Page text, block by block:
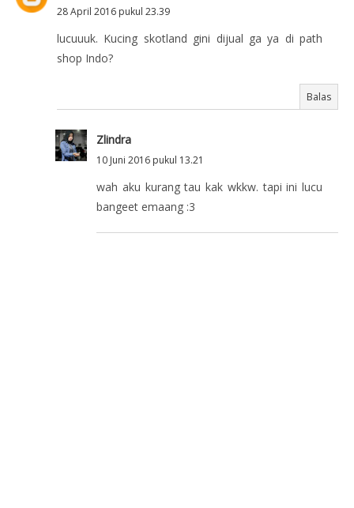
28 April 2016 pukul 23.39
lucuuuk. Kucing skotland gini dijual ga ya di path
shop Indo?
Balas
Zlindra
10 Juni 2016 pukul 13.21
wah aku kurang tau kak wkkw. tapi ini lucu
bangeet emaang :3